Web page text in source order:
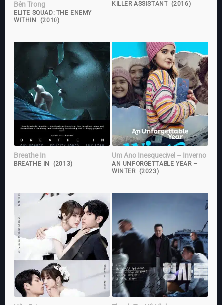
Bên Trong
ELITE SQUAD: THE ENEMY
WITHIN (2010)
KILLER ASSISTANT (2016)
Breathe In
BREATHE IN (2013)
Um Ano Inesquecível – Inverno
AN UNFORGETTABLE YEAR –
WINTER (2023)